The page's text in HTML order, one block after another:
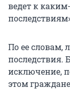
ведет к
По ее словам,
последствия.
исключение,
этом